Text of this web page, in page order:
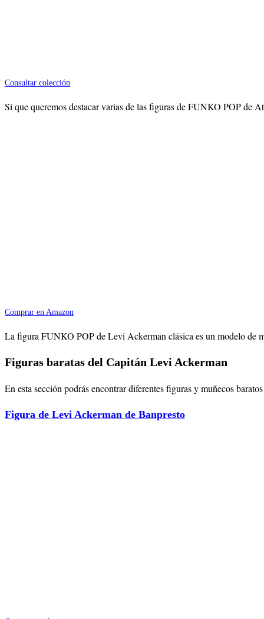
Consultar colección
Si que queremos destacar varias de las figuras de FUNKO POP de
Comprar en Amazon
La figura FUNKO POP de Levi Ackerman clásica es un modelo de
Figuras baratas del Capitán Levi Ackerman
En esta sección podrás encontrar diferentes figuras y muñecos
Figura de Levi Ackerman de Banpresto